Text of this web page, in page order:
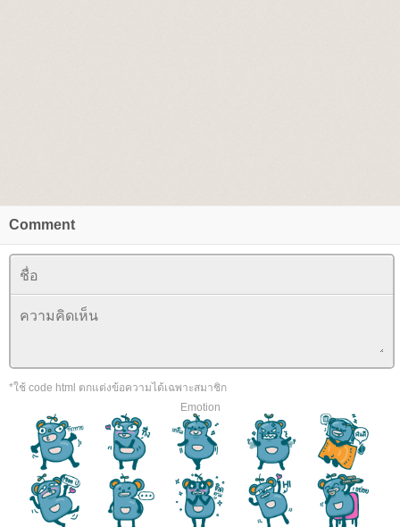
Comment
*ใช้ code html ตกแต่งข้อความได้เฉพาะสมาชิก
Emotion